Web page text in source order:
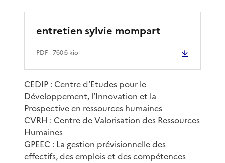
entretien sylvie mompart
PDF- 760.6 kio
CEDIP : Centre d’Etudes pour le
Développement, l’Innovation et la
Prospective en ressources humaines
CVRH : Centre de Valorisation des Ressources
Humaines
GPEEC : La gestion prévisionnelle des
effectifs, des emplois et des compétences